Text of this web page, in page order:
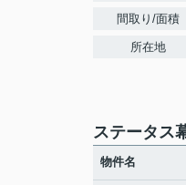
間取り/面積
所在地
ステータス
物件名